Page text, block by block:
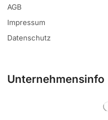
AGB
Impressum
Datenschutz
Unternehmensinfo